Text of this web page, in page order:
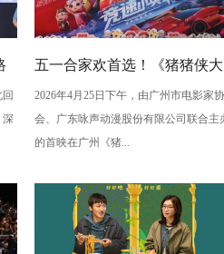
深
五一合家欢首选！《猪猪侠大
电影之竞速小英雄》广州首映
欢乐狂飙
2026年4月25日下午，由广州市电影家协
会、广东咏声动漫股份有限公司联合主
的首映在广州《猪...